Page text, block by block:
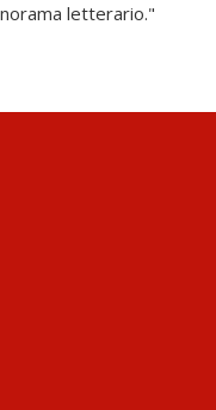
letterario."